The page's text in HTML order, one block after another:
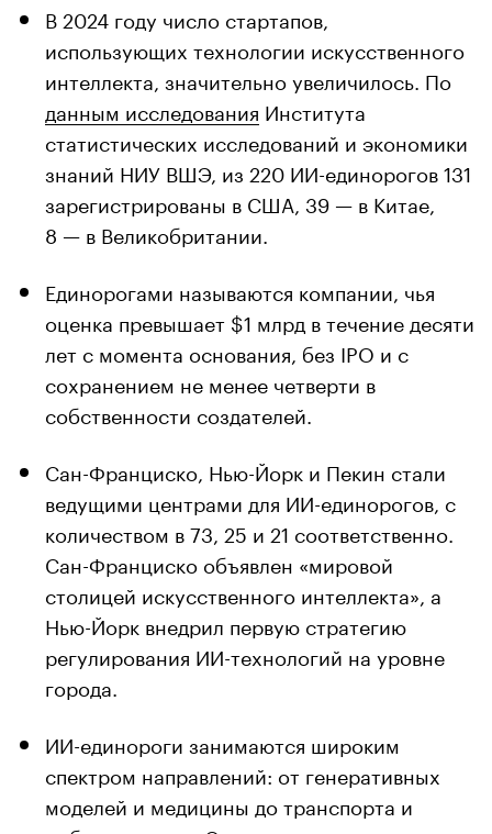
В 2024 году число стартапов,
использующих технологии искусственного
интеллекта, значительно увеличилось. По
данным исследования Института
статистических исследований и экономики
знаний НИУ ВШЭ, из 220 ИИ-единорогов 131
зарегистрированы в США, 39 — в Китае,
8 — в Великобритании.
Единорогами называются компании, чья
оценка превышает $1 млрд в течение десяти
лет с момента основания, без IPO и с
сохранением не менее четверти в
собственности создателей.
Сан-Франциско, Нью-Йорк и Пекин стали
ведущими центрами для ИИ-единорогов, с
количеством в 73, 25 и 21 соответственно.
Сан-Франциско объявлен «мировой
столицей искусственного интеллекта», а
Нью-Йорк внедрил первую стратегию
регулирования ИИ-технологий на уровне
города.
ИИ-единороги занимаются широким
спектром направлений: от генеративных
моделей и медицины до транспорта и